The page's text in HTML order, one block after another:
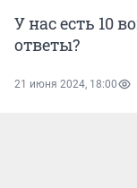
У нас есть 10
ответы?
21 июня 2024, 18:00